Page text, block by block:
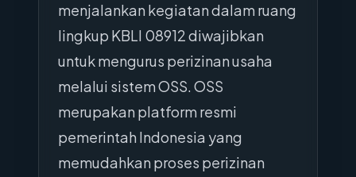
menjalankan kegiatan dalam ruang
lingkup KBLI 08912 diwajibkan
untuk mengurus perizinan usaha
melalui sistem OSS. OSS
merupakan platform resmi
pemerintah Indonesia yang
memudahkan proses perizinan